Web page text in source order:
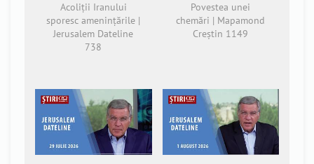
Acoliții Iranului
sporesc amenințările |
Jerusalem Dateline
738
Povestea unei
chemări | Mapamond
Creștin 1149